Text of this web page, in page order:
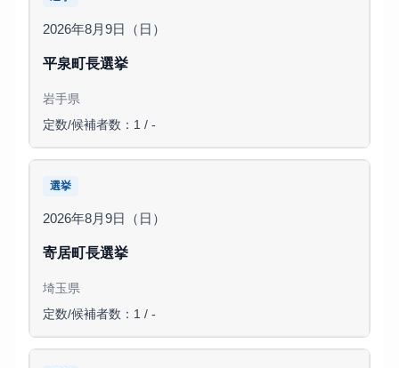
2026年8月9日（日）
平泉町長選挙
岩手県
定数/候補者数：1 / -
選挙
2026年8月9日（日）
寄居町長選挙
埼玉県
定数/候補者数：1 / -